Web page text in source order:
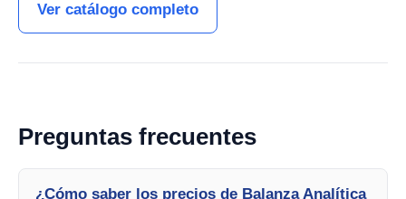
Ver catálogo completo
Preguntas frecuentes
¿Cómo saber los precios de Balanza Analítica